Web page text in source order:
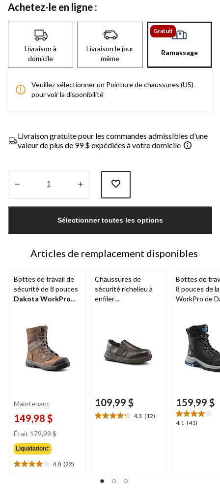
Achetez-le en ligne :
Livraison à
domicile
Livraison le jour
même
Gratuit
Ramassage
Veuillez sélectionner un Pointure de chaussures (US)
pour voir la disponibilité
Livraison gratuite pour les commandes admissibles d'une
valeur de plus de 99 $ expédiées à votre domicile
jour
Sélectionner toutes les options
Articles de remplacement disponibles
Bottes de travail de
sécurité de 8 pouces
Dakota WorkPro
avec embout
protecteur, pour
femmes
Maintenant
149,98 $
Était 179,99 $
Liquidation‡
4.0 (22)
4.0
Chaussures de
sécurité richelieu à
enfiler
protection en acier,
pour femmes
109,99 $
4.3 (12)
4.3
Bottes de
8 pouces de
WorkPro de
femmes, 8030
159,99 $
4.1 (41)
4.1